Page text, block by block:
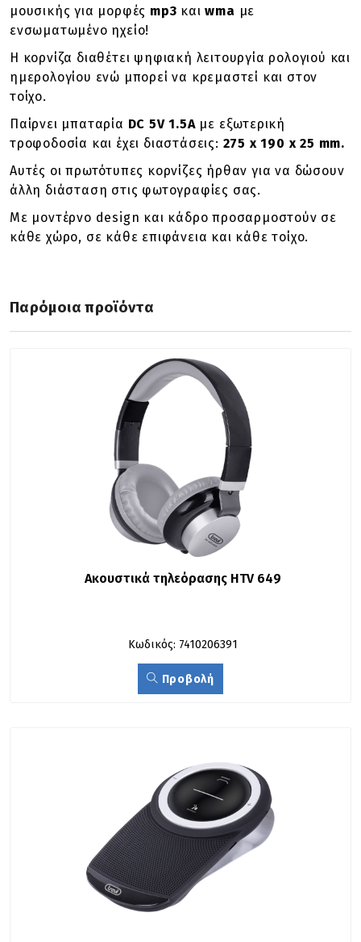
μουσικής για μορφές mp3 καιwma με
ενσωματωμένο ηχείο!
Η κορνίζα διαθέτει ψηφιακή λειτουργία ρολογιού και
ημερολογίου ενώ μπορεί να κρεμαστεί και στον
τοίχο.
Παίρνει μπαταρία DC 5V 1.5A με εξωτερική
τροφοδοσία και έχει διαστάσεις: 275 x 190 x 25 mm.
Αυτές οι πρωτότυπες κορνίζες ήρθαν για να δώσουν
άλλη διάσταση στις φωτογραφίες σας.
Με μοντέρνο design και κάδρο προσαρμοστούν σε
κάθε χώρο, σε κάθε επιφάνεια και κάθε τοίχο.
Παρόμοια προϊόντα
Aκουστικά τηλεόρασης HTV 649
Κωδικός: 7410206391
Προβολή